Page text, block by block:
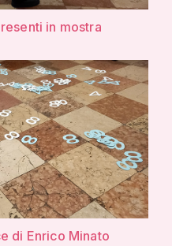
in mostra
di Enrico Minato